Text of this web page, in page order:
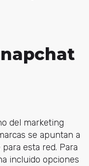
del marketing
se apuntan a
esta red. Para
incluido opciones